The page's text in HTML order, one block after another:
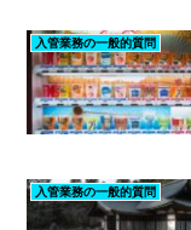
入管業務の一般的質問
入管業務の一般的質問